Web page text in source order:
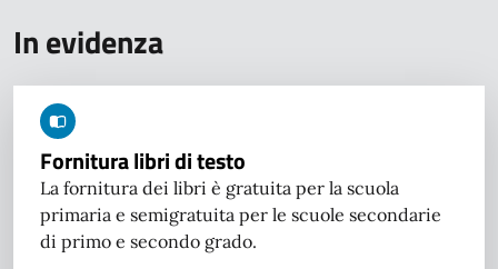
In evidenza
Fornitura libri di testo
La fornitura dei libri è gratuita per la scuola
primaria e semigratuita per le scuole secondarie
di primo e secondo grado.